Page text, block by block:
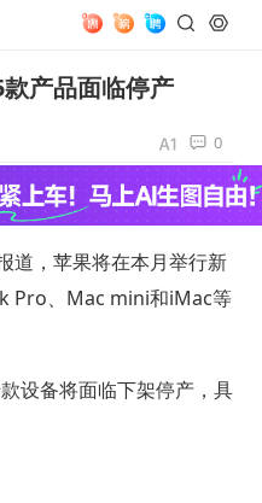
产品面临停产
0
道，苹果将在本月举行新
Pro、Mac mini和iMac等
设备将面临下架停产，具